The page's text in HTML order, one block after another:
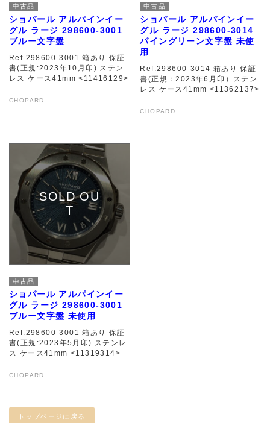
中古品
ショパール アルパインイー
グル ラージ 298600-3001
ブルー文字盤
Ref.298600-3001 箱あり 保証
書(正規:2023年10月印) ステン
レス ケース41mm <11416129>
CHOPARD
中古品
ショパール アルパインイー
グル ラージ 298600-3014
パイングリーン文字盤 未使
用
Ref.298600-3014 箱あり 保証
書(正規：2023年6月印）ステン
レス ケース41mm <11362137>
CHOPARD
中古品
ショパール アルパインイー
グル ラージ 298600-3001
ブルー文字盤 未使用
Ref.298600-3001 箱あり 保証
書(正規:2023年5月印) ステンレ
ス ケース41mm <11319314>
CHOPARD
トップページに戻る